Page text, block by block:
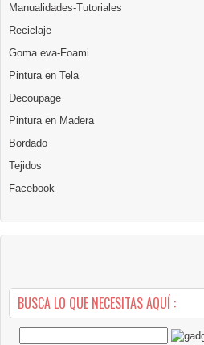
Manualidades-Tutoriales
Reciclaje
Goma eva-Foami
Pintura en Tela
Decoupage
Pintura en Madera
Bordado
Tejidos
Facebook
BUSCA LO QUE NECESITAS AQUÍ :